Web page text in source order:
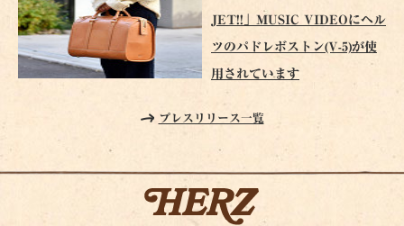
JET!!」MUSIC VIDEOにヘル
ツのパドレボストン(V-5)が使
用されています
プレスリリース一覧